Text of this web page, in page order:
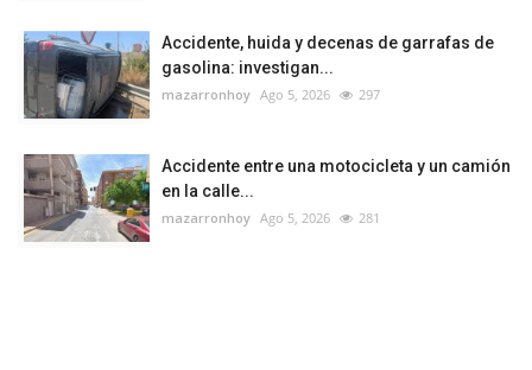
Accidente, huida y decenas de garrafas de
gasolina: investigan...
mazarronhoy Ago 5, 2026 297
Accidente entre una motocicleta y un camión
en la calle...
mazarronhoy Ago 5, 2026 281